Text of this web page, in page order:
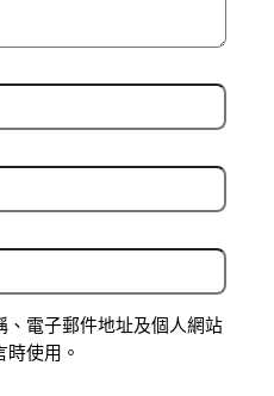
、電子郵件地址及個人網站
使用。